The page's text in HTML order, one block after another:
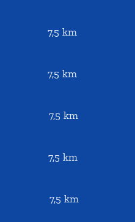
7,5 km
2010 7,5 km
7,5 km
7,5 km
7,5 km